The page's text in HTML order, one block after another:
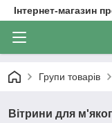
Інтернет-магазин
Групи товарів
Вітрини для